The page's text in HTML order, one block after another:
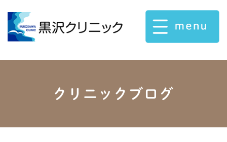
クリニックブログ